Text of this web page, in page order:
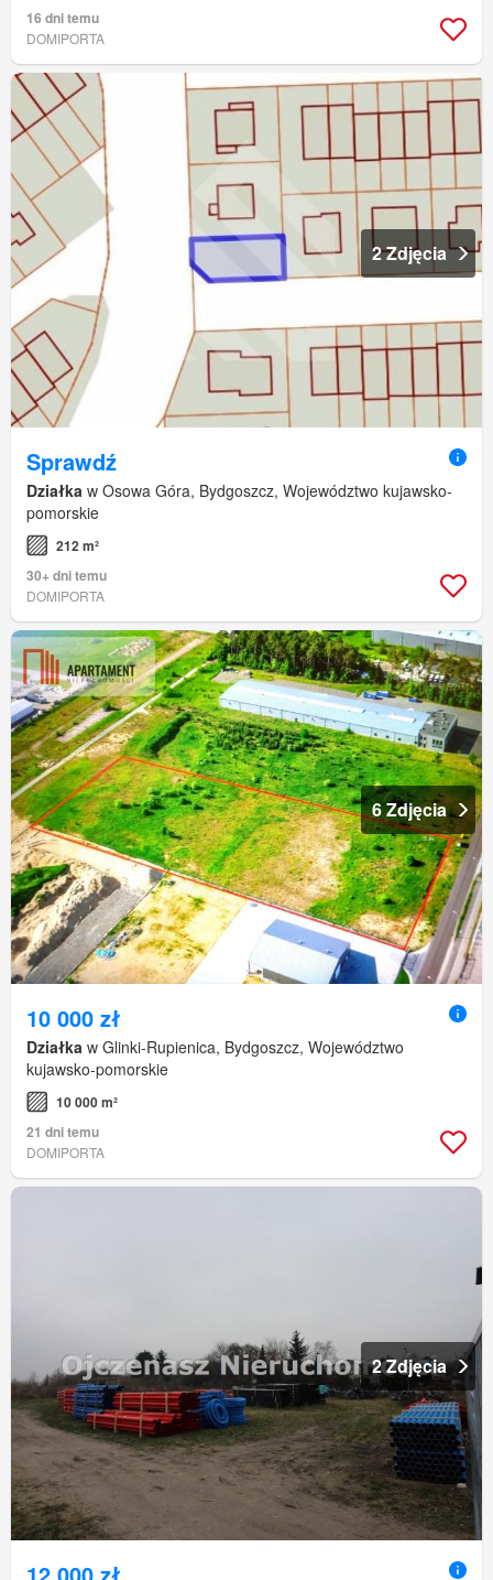
16 dni temu
DOMIPORTA
2 Zdjęcia
Sprawdź
Działka w Osowa Góra, Bydgoszcz, Województwo kujawsko-
pomorskie
212 m²
30+ dni temu
DOMIPORTA
6 Zdjęcia
10 000 zł
Działka w Glinki-Rupienica, Bydgoszcz, Województwo
kujawsko-pomorskie
10 000 m²
21 dni temu
DOMIPORTA
2 Zdjęcia